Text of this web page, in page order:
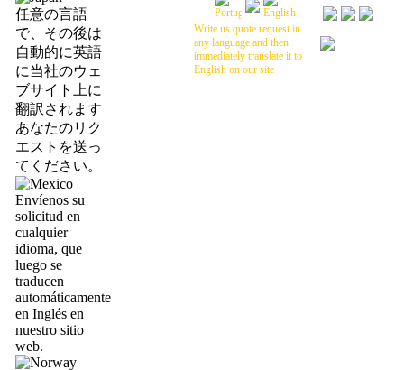
任意の言語
で、その後は
自動的に英語
に当社のウェ
ブサイト上に
翻訳されます
あなたのリク
エストを送っ
てください。
Envíenos su
solicitud en
cualquier
idioma, que
luego se
traducen
automáticamente
en Inglés en
nuestro sitio
web.
Write us quote request in
any language and then
immediately translate it to
English on our site